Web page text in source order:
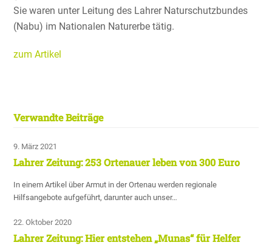
Sie waren unter Leitung des Lahrer Natur­schutz­bundes
(Nabu) im Natio­nalen Naturerbe tätig.
zum Artikel
Verwandte Beiträge
9. März 2021
Lahrer Zeitung: 253 Ortenauer leben von 300 Euro
In einem Artikel über Armut in der Ortenau werden regionale
Hilfsangebote aufgeführt, darunter auch unser…
22. Oktober 2020
Lahrer Zeitung: Hier entstehen „Munas“ für Helfer